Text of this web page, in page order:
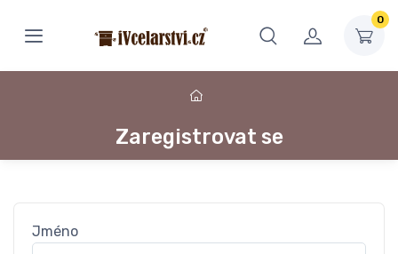
0
Zaregistrovat se
Jméno